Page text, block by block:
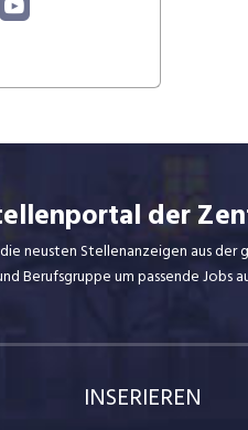
der
neusten Stellenanzeigen aus
Berufsgruppe um passende Jobs
INSERIEREN